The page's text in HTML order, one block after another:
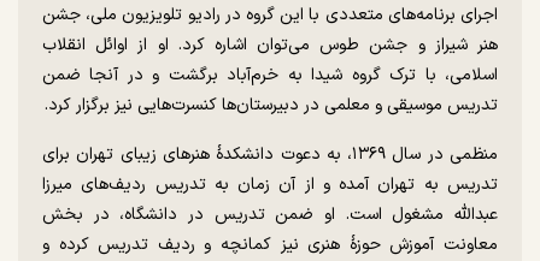
اجرای برنامه‌های متعددی با این گروه در رادیو تلویزیون ملی، جشن
هنر شیراز و جشن طوس می‌توان اشاره کرد. او از اوائل انقلاب
اسلامی، با ترک گروه شیدا به خرم‌آباد برگشت و در آنجا ضمن
تدریس موسیقی و معلمی در دبیرستان‌ها کنسرت‌هایی نیز برگزار کرد.
منظمی در سال ۱۳۶۹، به دعوت دانشکدهٔ هنر‌های زیبای تهران برای
تدریس به تهران آمده و از آن زمان به تدریس ردیف‌های میرزا
عبداللَّه مشغول است. او ضمن تدریس در دانشگاه، در بخش
معاونت آموزش حوزهٔ هنری نیز کمانچه و ردیف تدریس کرده و